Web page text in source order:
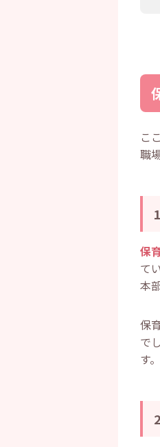
こ
職
保
て
本
保
で
す。